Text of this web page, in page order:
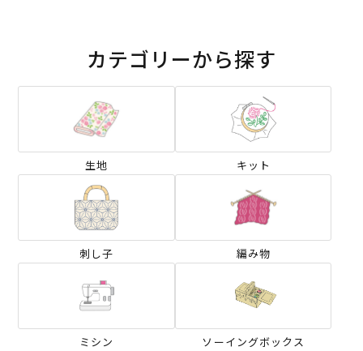
カテゴリーから探す
生地 キット
刺し子 編み物
ミシン ソーイングボックス